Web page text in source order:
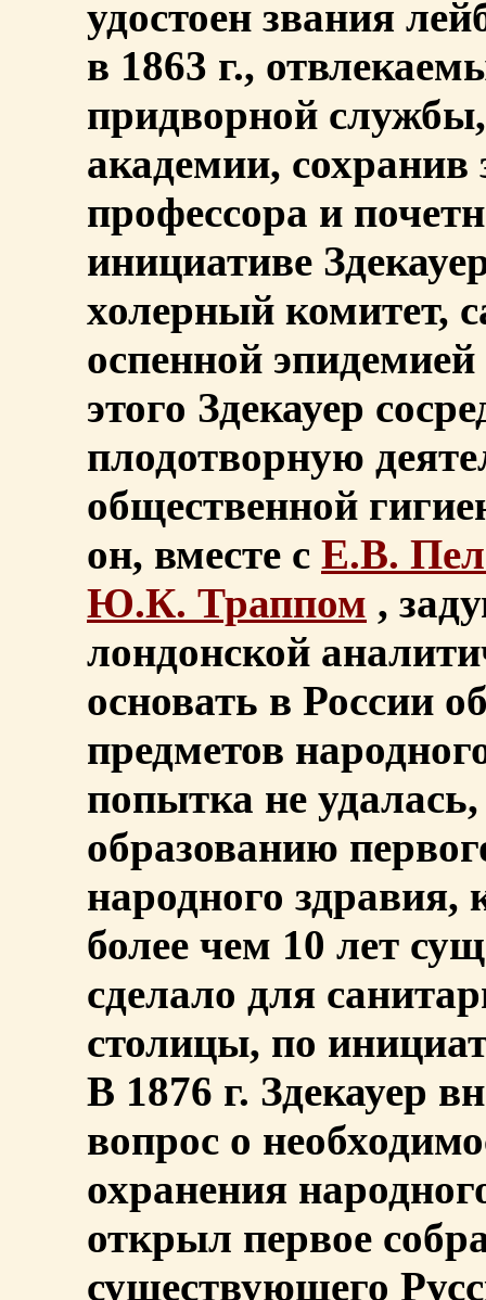
удостоен звания
в 1863 г.,
придворной
академии, сохранив
профессора и
инициативе
холерный комитет,
оспенной
этого Здекауер
плодотворную
общественной
он, вместе с Е.В.
Ю.К. Траппом ,
лондонской
основать в России
предметов
попытка не
образованию
народного здравия,
более чем 10 лет
сделало для
столицы, по
В 1876 г. Здекауер
вопрос о
охранения
открыл первое
существующего